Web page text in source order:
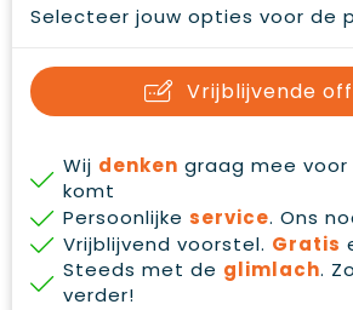
E.H.B.O.
Ademhalingsbescherming
Selecteer jouw opties voor de
Vrijblijvende
Wij denken graag mee
komt
Persoonlijke service. Ons
Vrijblijvend voorstel. Gratis
Steeds met de glimlach.
verder!